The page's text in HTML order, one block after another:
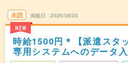
未読
NEW
掲載日 2026/08/05
時給1500円＊【派遣スタ
専用システムへのデータ